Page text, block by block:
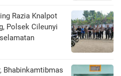
Razia Knalpot
Polsek Cileunyi
Bhabinkamtibmas